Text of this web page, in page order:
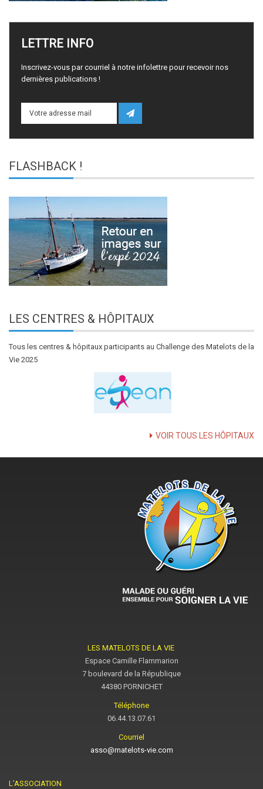
LETTRE INFO
Inscrivez-vous par courriel à notre infolettre pour recevoir nos
dernières publications !
FLASHBACK !
LES CENTRES & HÔPITAUX
Tous les centres & hôpitaux participants au Challenge des Matelots de la
Vie 2025
VOIR TOUS LES HÔPITAUX
LES MATELOTS DE LA VIE
Espace Camille Flammarion
7 boulevard de la République
44380 PORNICHET
Téléphone
06.44.13.07.61
Courriel
asso@matelots-vie.com
L’ASSOCIATION